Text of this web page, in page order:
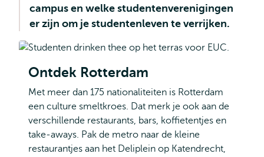
Verandering
campus en welke studentenverenigingen
er zijn om je studentenleven te verrijken.
Ontdek Rotterdam
Met meer dan 175 nationaliteiten is Rotterdam
een culture smeltkroes. Dat merk je ook aan de
verschillende restaurants, bars, koffietentjes en
take-aways. Pak de metro naar de kleine
restaurantjes aan het Deliplein op Katendrecht,